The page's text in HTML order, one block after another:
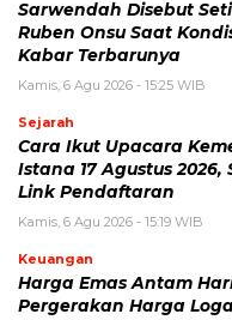
Kamis, 6 Agustus 2026 - 15:46 WIB
Kecelakaan Bus ALS
Polisi Tetapkan Dua
Sarwendah Disebut
Kondisi Kritis, Ini Kabar
Tarif untuk Semua
Kamis, 6 Agustus 2026 - 13:29 WIB